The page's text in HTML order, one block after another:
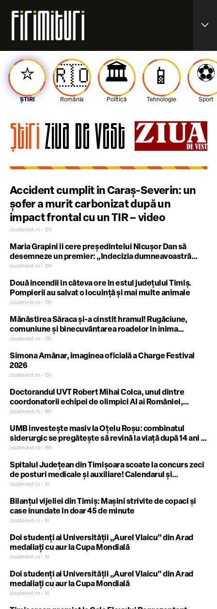
expand_more
⭐️
ȘTIRI
🇷🇴
România
🏛️
Politică
📱
Tehnologie
⚽️
Sport
ȘtiriZiua de Vest
Accident cumplit în Caraș-Severin: un
șofer a murit carbonizat după un
impact frontal cu un TIR – video
ziuadevest.ro • 12h
Maria Grapini îi cere președintelui Nicușor Dan să
desemneze un premier: „Indecizia dumneavoastră
blochează țara”
ziuadevest.ro • 13h
Două incendii în câteva ore în estul județului Timiș.
Pompierii au salvat o locuință și mai multe animale
ziuadevest.ro • 13h
Mănăstirea Săraca și-a cinstit hramul! Rugăciune,
comuniune și binecuvântarea roadelor în inima
Banatului
ziuadevest.ro • 13h
Simona Amânar, imaginea oficială a Charge Festival
2026
ziuadevest.ro • 13h
Doctorandul UVT Robert Mihai Colca, unul dintre
coordonatorii echipei de olimpici AI ai României,
anunță rezultatele remarcabile obținute prin recenta
Artificială (IOAI) 2026
ziuadevest.ro • 16h
UMB investește masiv la Oțelu Roșu: combinatul
siderurgic se pregătește să revină la viață după 14 ani –
video
ziuadevest.ro • 16h
Spitalul Județean din Timișoara scoate la concurs zeci
de posturi medicale și auxiliare! Calendarul și
condițiile de înscriere
ziuadevest.ro • 1d
Bilanțul vijeliei din Timiș: Mașini strivite de copaci și
case inundate în doar 45 de minute
ziuadevest.ro • 1d
Doi studenți ai Universității „Aurel Vlaicu” din Arad
medaliați cu aur la Cupa Mondială
ziuadevest.ro • 1d
Doi studenți ai Universității „Aurel Vlaicu” din Arad
medaliați cu aur la Cupa Mondială
ziuadevest.ro • 1d